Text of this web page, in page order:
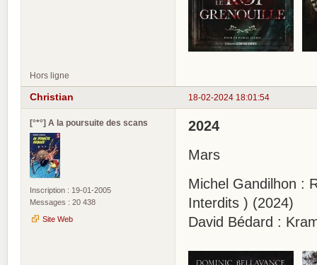
Hors ligne
18-02-2024 18:01:54
Christian
[°*°] A la poursuite des scans
Inscription : 19-01-2005
Messages : 20 438
Site Web
2024
Mars
Michel Gandilhon :
Interdits ) (2024)
David Bédard :